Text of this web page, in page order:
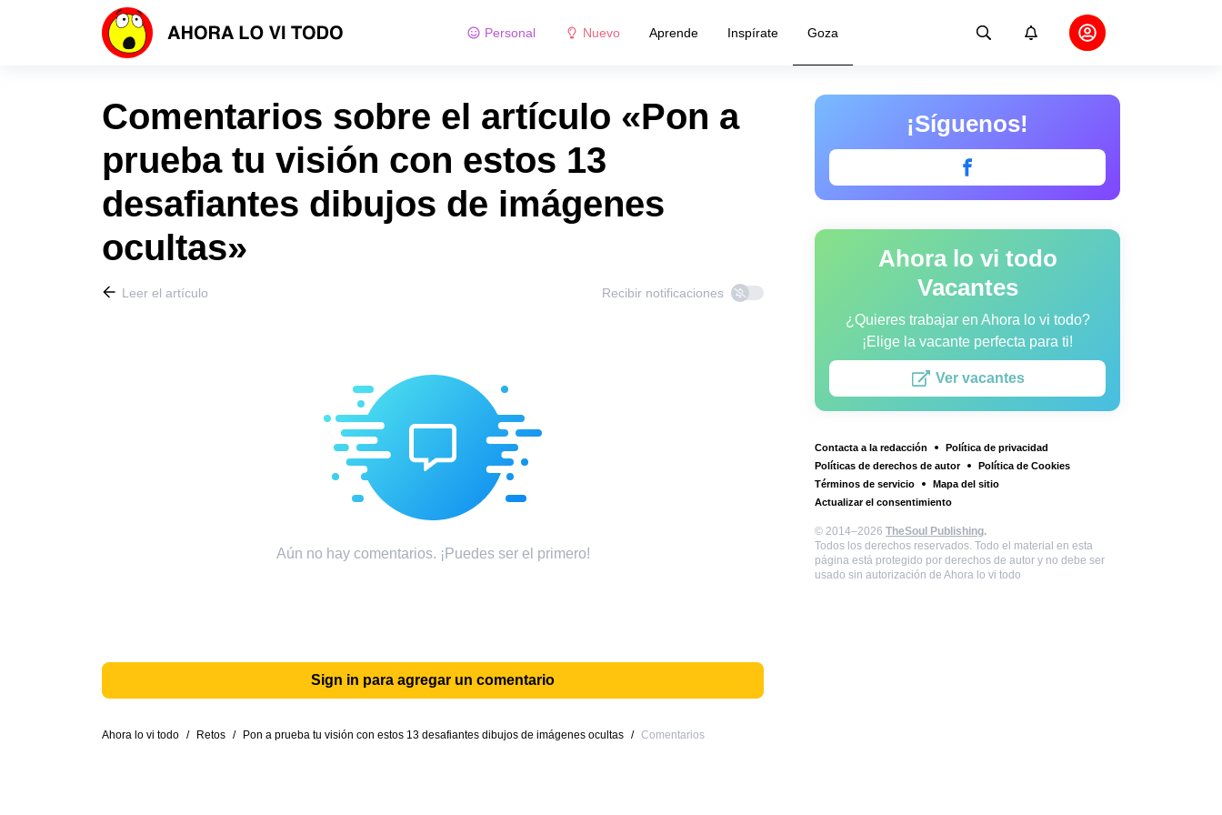
Personal Nuevo Aprende Inspírate Goza
¡Síguenos!
Ahora lo vi todo
Vacantes
¿Quieres trabajar en Ahora lo vi todo?
¡Elige la vacante perfecta para ti!
Ver vacantes
Contacta a la redacción
Política de privacidad
Políticas de derechos de autor
Política de Cookies
Términos de servicio
Mapa del sitio
Actualizar el consentimiento
© 2014–2026 TheSoul Publishing.
Todos los derechos reservados. Todo el material en esta
página está protegido por derechos de autor y no debe ser
usado sin autorización de Ahora lo vi todo
Comentarios sobre el artículo «Pon a
prueba tu visión con estos 13
desafiantes dibujos de imágenes
ocultas»
Leer el artículo Recibir notificaciones
Aún no hay comentarios. ¡Puedes ser el primero!
Sign in para agregar un comentario
Ahora lo vi todo / Retos / Pon a prueba tu visión con estos 13 desafiantes dibujos de imágenes ocultas / Comentarios